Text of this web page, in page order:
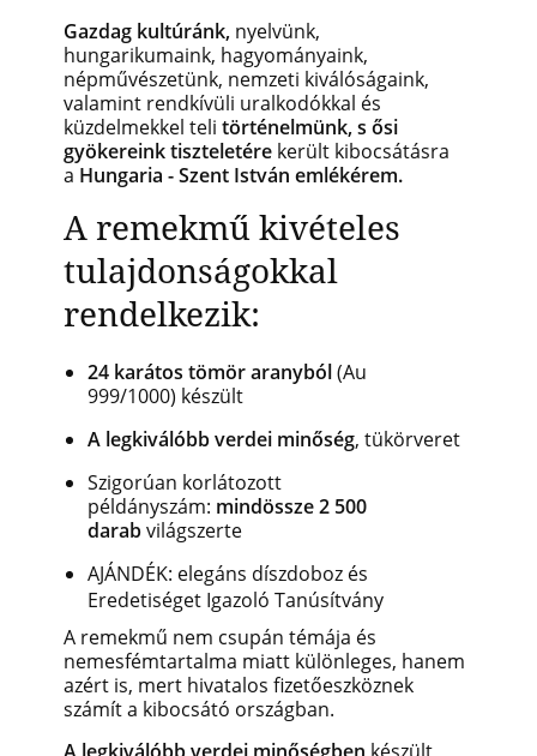
Gazdag kultúránk, nyelvünk,
hungarikumaink, hagyományaink,
népművészetünk, nemzeti kiválóságaink,
valamint rendkívüli uralkodókkal és
küzdelmekkel teli történelmünk, s ősi
gyökereink tiszteletére került kibocsátásra
a Hungaria - Szent István emlékérem.
A remekmű kivételes
tulajdonságokkal
rendelkezik:
24 karátos tömör aranyból(Au
999/1000) készült
A legkiválóbb verdei minőség, tükörveret
Szigorúan korlátozott
példányszám: mindössze 2 500
darabvilágszerte
AJÁNDÉK: elegáns díszdoboz és
Eredetiséget Igazoló Tanúsítvány
A remekmű nem csupán témája és
nemesfémtartalma miatt különleges, hanem
azért is, mert hivatalos fizetőeszköznek
számít a kibocsátó országban.